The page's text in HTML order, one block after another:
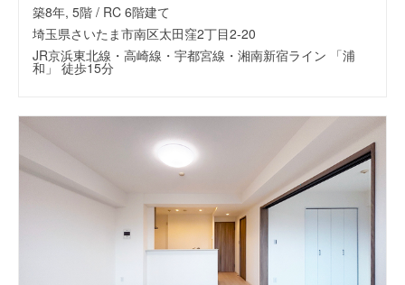
築8年, 5階 / RC 6階建て
埼玉県さいたま市南区太田窪2丁目2-20
JR京浜東北線・高崎線・宇都宮線・湘南新宿ライン 「浦
和」 徒歩15分